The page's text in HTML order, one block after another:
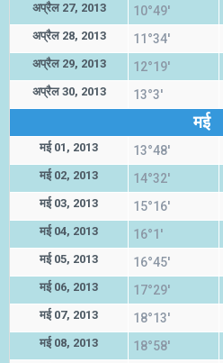
अप्रैल 27, 2013 10°49'
अप्रैल 28, 2013 11°34'
अप्रैल 29, 2013 12°19'
अप्रैल 30, 2013 13°3'
मई
मई 01, 2013 13°48'
मई 02, 2013 14°32'
मई 03, 2013 15°16'
मई 04, 2013 16°1'
मई 05, 2013 16°45'
मई 06, 2013 17°29'
मई 07, 2013 18°13'
मई 08, 2013 18°58'